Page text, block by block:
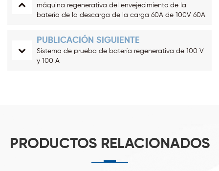
máquina regenerativa del envejecimiento de la
batería de la descarga de la carga 60A de 100V 60A
PUBLICACIÓN SIGUIENTE
Sistema de prueba de batería regenerativa de 100 V
y 100 A
PRODUCTOS RELACIONADOS